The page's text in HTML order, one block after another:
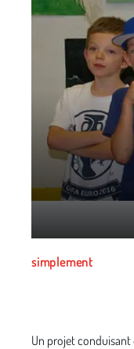
avec le projet
Un projet conduisant